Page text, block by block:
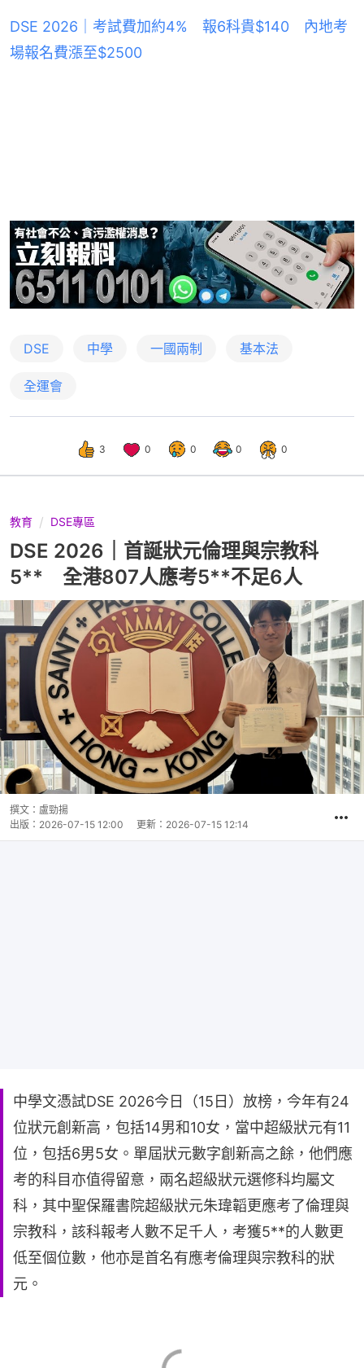
DSE 2026｜考試費加約4% 報6科貴$140 內地考
場報名費漲至$2500
DSE 中學 一國兩制 基本法
全運會
3 0 0 0 0
教育 DSE專區
DSE 2026｜首誕狀元倫理與宗教科
5** 全港807人應考5**不足6人
撰文： 盧勁揚
出版： 2026-07-15 12:00 更新： 2026-07-15 12:14
中學文憑試DSE 2026今日（15日）放榜，今年有24
位狀元創新高，包括14男和10女，當中超級狀元有11
位，包括6男5女。單屆狀元數字創新高之餘，他們應
考的科目亦值得留意，兩名超級狀元選修科均屬文
科，其中聖保羅書院超級狀元朱瑋韜更應考了倫理與
宗教科，該科報考人數不足千人，考獲5**的人數更
低至個位數，他亦是首名有應考倫理與宗教科的狀
元。